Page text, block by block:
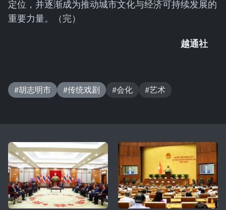
定位，并逐渐成为推动城市文化与经济可持续发展的
重要力量。（完）
越通社
#胡志明市 #传统戏剧 #会化 #艺术